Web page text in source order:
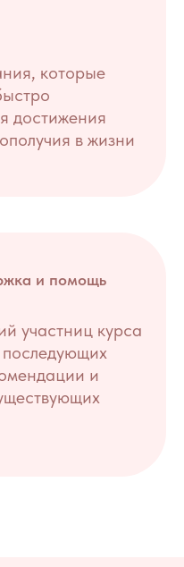
которые
достижения
в жизни
и помощь
участниц курса
и